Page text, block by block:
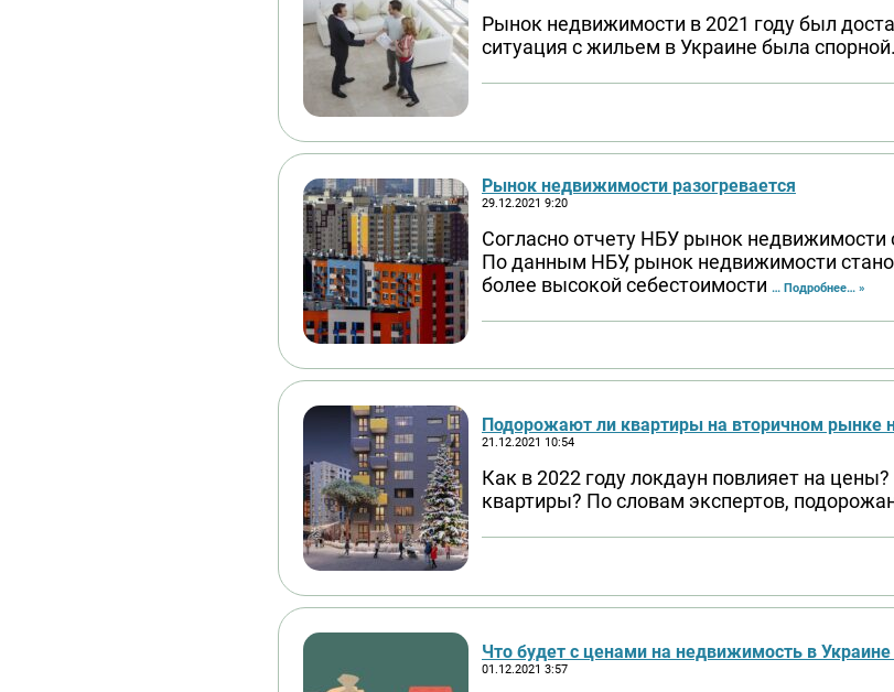
Рынок недвижимости в 2021 году был
ситуация с жильем в Украине была
Рынок недвижимости разогревается
29.12.2021 9:20
Согласно отчету НБУ рынок недвижимости
По данным НБУ, рынок недвижимости
более высокой себестоимости … Подробнее… »
Подорожают ли квартиры на вторичном рынке
21.12.2021 10:54
Как в 2022 году локдаун повлияет на
квартиры? По словам экспертов,
Что будет с ценами на недвижимость в Украине
01.12.2021 3:57